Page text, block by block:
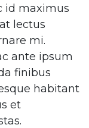
id maximus
lectus
mi.
ante ipsum
finibus
habitant
et